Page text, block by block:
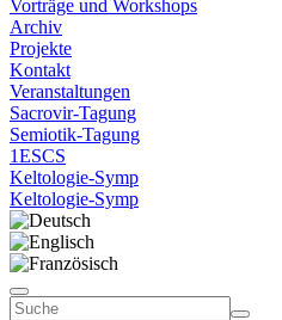
Vorträge und Workshops
Archiv
Projekte
Kontakt
Veranstaltungen
Sacrovir-Tagung
Semiotik-Tagung
1ESCS
Keltologie-Symp
Keltologie-Symp